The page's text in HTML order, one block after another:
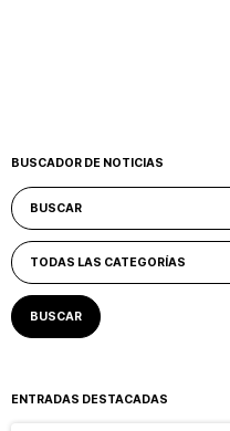
BUSCADOR DE NOTICIAS
ENTRADAS DESTACADAS